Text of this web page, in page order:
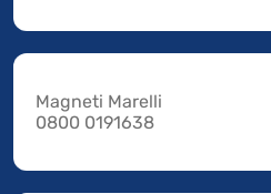
Magneti Marelli
0800 0191638